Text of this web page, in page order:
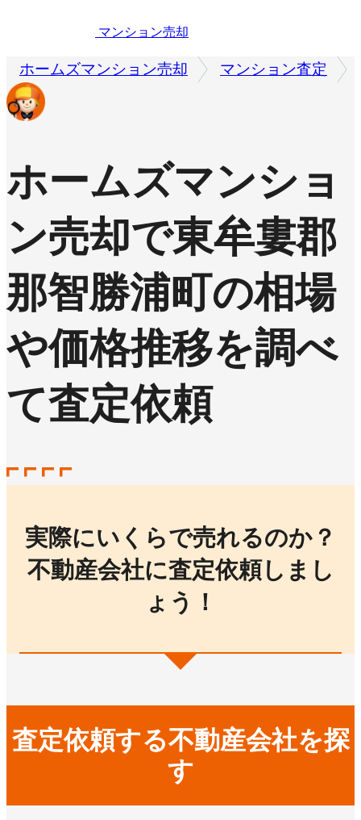
マンション売却
ホームズマンション売却 マンション査定
ホームズマンショ
ン売却で東牟婁郡
那智勝浦町の相場
や価格推移を調べ
て査定依頼
実際にいくらで売れるのか？
不動産会社に査定依頼しまし
ょう！
査定依頼する不動産会社を探
す